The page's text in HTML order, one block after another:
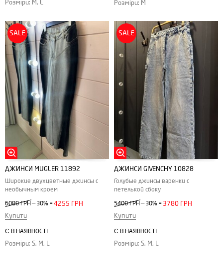
Розміри: M, L Розміри: M
SALE
ДЖИНСИ MUGLER 11892
Широкие двухцветные джинсы с
необычным кроем
6080 ГРН — 30% =4255 ГРН
Купити
Є В НАЯВНОСТІ
Розміри: S, M, L
SALE
ДЖИНСИ GIVENCHY 10828
Голубые джинсы варенки с
петелькой сбоку
5400 ГРН — 30% = 3780 ГРН
Купити
Є В НАЯВНОСТІ
Розміри: S, M, L